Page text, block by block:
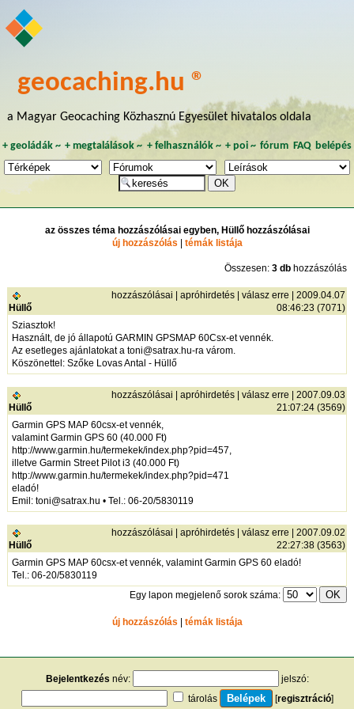
geocaching.hu ®
a Magyar Geocaching Közhasznú Egyesület hivatalos oldala
+ geoládák~ +megtalálások ~ + felhasználók~ + poi~ fórum FAQ belépés
az összes téma hozzászólásai egyben, Hüllő hozzászólásai
új hozzászólás
témák listája
Összesen:3 db hozzászólás
Hüllő
hozzászólásai |apróhirdetés |válasz erre | 2009.04.07
08:46:23 (7071)
Sziasztok!
Használt, de jó állapotú GARMIN GPSMAP 60Csx-et vennék.
Az esetleges ajánlatokat a toni@satrax.hu-ra várom.
Köszönettel: Szőke Lovas Antal - Hüllő
Hüllő
hozzászólásai |apróhirdetés |válasz erre | 2007.09.03
21:07:24 (3569)
Garmin GPS MAP 60csx-et vennék,
valamint Garmin GPS 60 (40.000 Ft)
http://www.garmin.hu/termekek/index.php?pid=457,
illetve Garmin Street Pilot i3 (40.000 Ft)
http://www.garmin.hu/termekek/index.php?pid=471
eladó!
Emil: toni@satrax.hu • Tel.: 06-20/5830119
Hüllő
hozzászólásai |apróhirdetés |válasz erre | 2007.09.02
22:27:38 (3563)
Garmin GPS MAP 60csx-et vennék, valamint Garmin GPS 60 eladó!
Tel.: 06-20/5830119
Egy lapon megjelenő sorok száma:
új hozzászólás témák listája
Bejelentkezés név:
jelszó:
tárolás
[regisztráció]